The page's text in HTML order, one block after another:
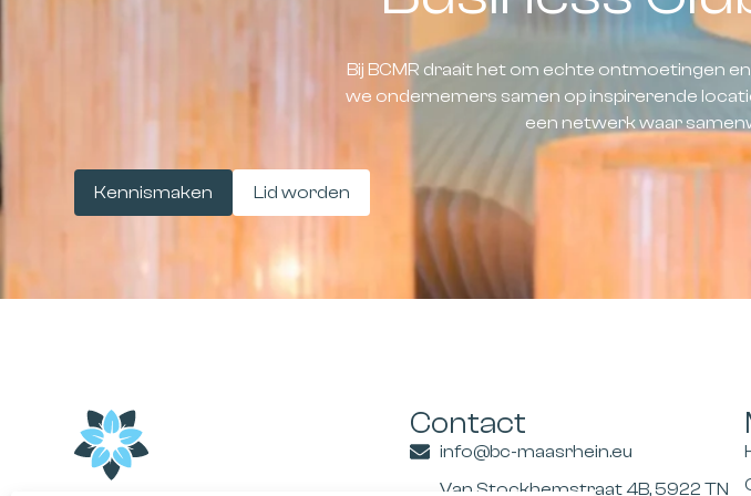
Bij BCMR draait het om echte ontmoetingen
we ondernemers samen op inspirerende
een netwerk waar
Kennismaken Lid worden
Contact
info@bc-maasrhein.eu
Van Stockhemstraat 4B, 5922 TN